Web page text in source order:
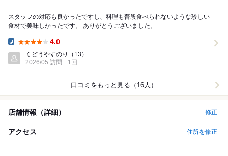
スタッフの対応も良かったですし、料理も普段食べられないような珍しい
食材で美味しかったです。 ありがとうございました。
4.0
くどうやすのり
（13）
2026/05 訪問
1回
口コミをもっと見る（16人）
店舗情報（詳細） 修正
アクセス 住所を修正